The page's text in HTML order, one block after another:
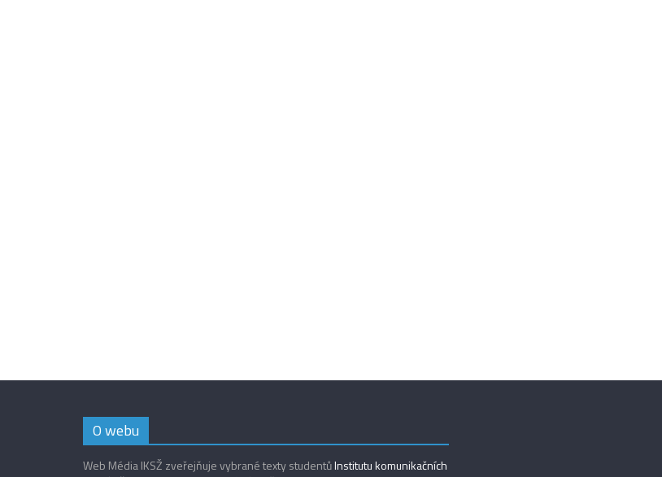
O webu
Web Média IKSŽ zveřejňuje vybrané texty studentůInstitutu komunikačních